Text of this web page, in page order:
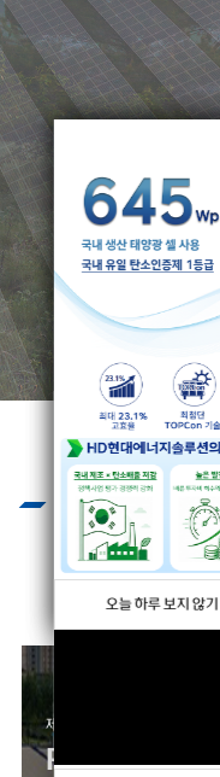
Business
끊임없는 기술개발과 엄
제품 판매 사업
PRODUCTS
오늘 하루 보지 않기
오늘 하루 보지 않기